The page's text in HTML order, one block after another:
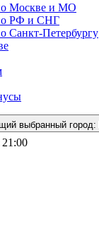
Москве и МО
РФ и СНГ
Санкт-Петербургу
выбранный город:
21:00